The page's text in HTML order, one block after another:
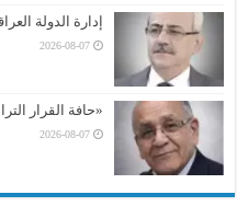
إدارة الدولة
2026-08-07
«حافة القرار
2026-08-07